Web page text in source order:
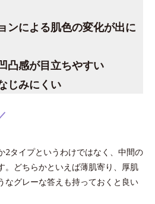
ンによる肌色の変化が出に
凸感が目立ちやすい
じみにくい
2タイプというわけではなく、中間の
。どちらかといえば薄肌寄り、厚肌
なグレーな答えも持っておくと良い